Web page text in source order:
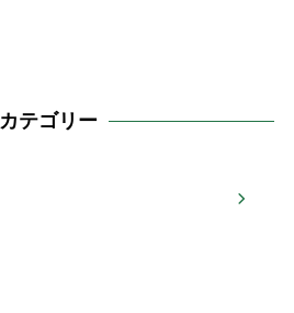
カテゴリー